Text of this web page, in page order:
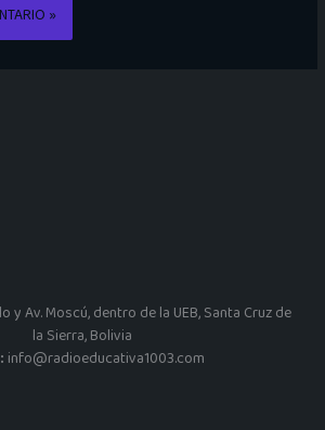
y Av. Moscú, dentro de la UEB, Santa Cruz de
la Sierra, Bolivia
info@radioeducativa1003.com